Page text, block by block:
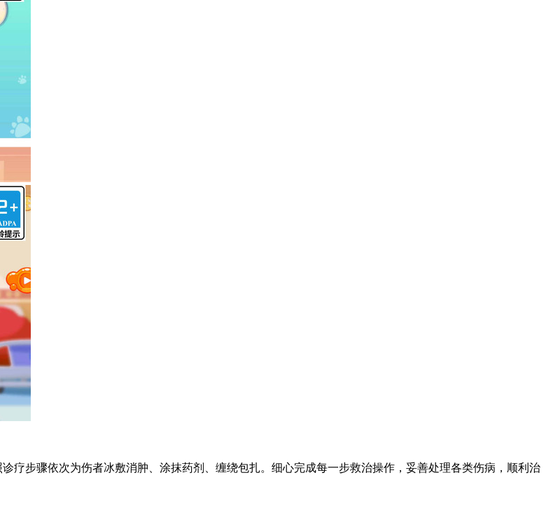
疗步骤依次为伤者冰敷消肿、涂抹药剂、缠绕包扎。细心完成每一步救治操作，妥善处理各类伤病，顺利治